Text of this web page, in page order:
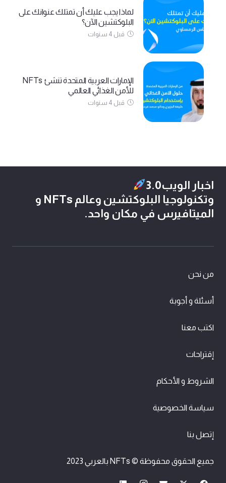
لماذا يجب عليك أن تمتلك عنوانك على
البلوكتشين الآن؟
قبل 4 سنوات
الإمارات العربية المتحدة تنشئ NFTs
للأمن الغذائي العالمي
قبل 4 سنوات
اخبار الويب3.0
وتكنولوجيا البلوكتشين وعالم NFTs و
الميتافيرس في مكان واحد.
من نحن
أسئلة و أجوبة
اكتب معنا
إقتراحات
الشروط و الأحكام
سياسة الخصوصية
إتصل بنا
جميع الحقوق محفوظة © NFTs بالعربي 2023